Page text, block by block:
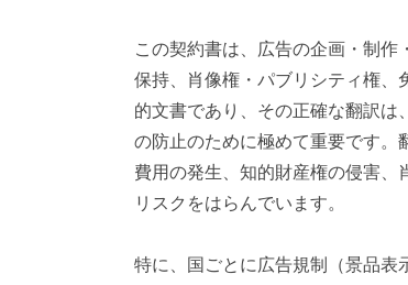
応
）
この契約書は、広告の企画・制
保持、肖像権・パブリシティ権、
的文書であり、その正確な翻訳
の防止のために極めて重要です。
費用の発生、知的財産権の侵害、
リスクをはらんでいます。
特に、国ごとに広告規制（景品表